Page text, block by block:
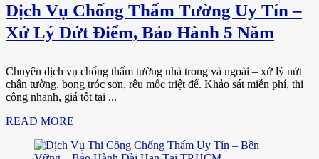
Dịch Vụ Chống Thấm Tường Uy Tín –
Xử Lý Dứt Điểm, Bảo Hành 5 Năm
Chuyên dịch vụ chống thấm tường nhà trong và ngoài – xử lý nứt
chân tường, bong tróc sơn, rêu mốc triệt để. Khảo sát miễn phí, thi
công nhanh, giá tốt tại ...
READ MORE +